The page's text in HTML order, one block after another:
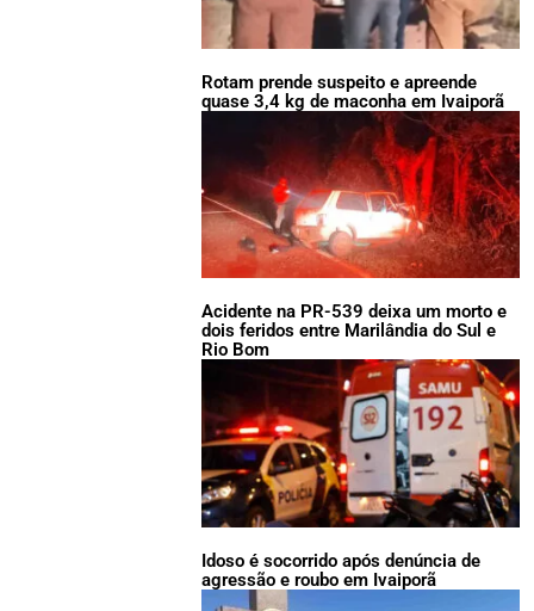
Rotam prende suspeito e apreende
quase 3,4 kg de maconha em Ivaiporã
Acidente na PR-539 deixa um morto e
dois feridos entre Marilândia do Sul e
Rio Bom
Idoso é socorrido após denúncia de
agressão e roubo em Ivaiporã